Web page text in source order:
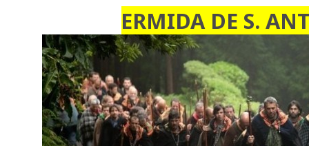
ERMIDA DE S.